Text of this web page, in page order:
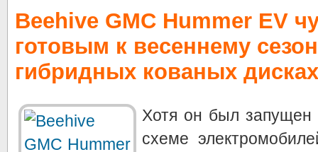
Beehive GMC Hummer EV
готовым к весеннему
гибридных кованых дисках
Хотя он был
схеме